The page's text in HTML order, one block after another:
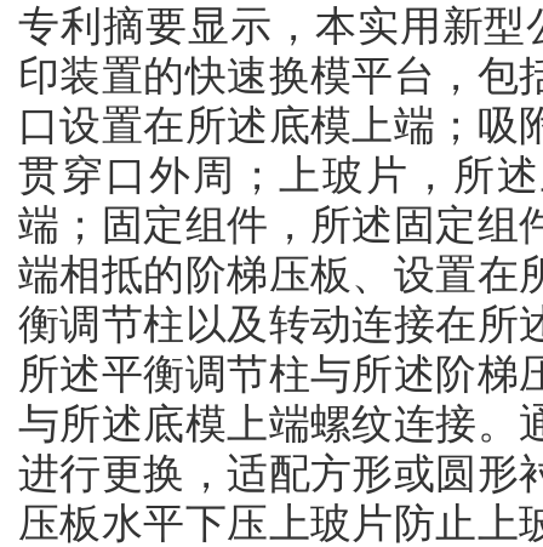
专利摘要显示，本实用新
印装置的快速换模平台，包
口设置在所述底模上端；吸
贯穿口外周；上玻片，所
端；固定组件，所述固定组
端相抵的阶梯压板、设置在
衡调节柱以及转动连接在所
所述平衡调节柱与所述阶梯
与所述底模上端螺纹连接。
进行更换，适配方形或圆形
压板水平下压上玻片防止上